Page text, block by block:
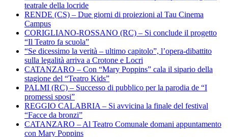
teatrale della locride
RENDE (CS) – Due giorni di proiezioni al Tau Cinema
Campus
CORIGLIANO-ROSSANO (RC) – Si conclude il progetto
“Il Teatro fa scuola”
“Se dicessimo la verità – ultimo capitolo”, l’opera-dibattito
sulla legalità arriva a Crotone e Locri
CATANZARO – Con “Mary Poppins” cala il sipario della
stagione del “Teatro Kids”
PALMI (RC) – Successo di pubblico per la parodia de “I
promessi sposi”
REGGIO CALABRIA – Si avvicina la finale del festival
“Facce da bronzi”
CATANZARO – Al Teatro Comunale domani appuntamento
con Mary Poppins